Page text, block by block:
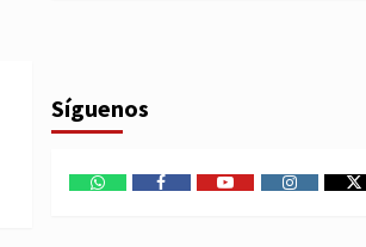
Síguenos
WhatsAppFacebookYoutubeInstagram
X